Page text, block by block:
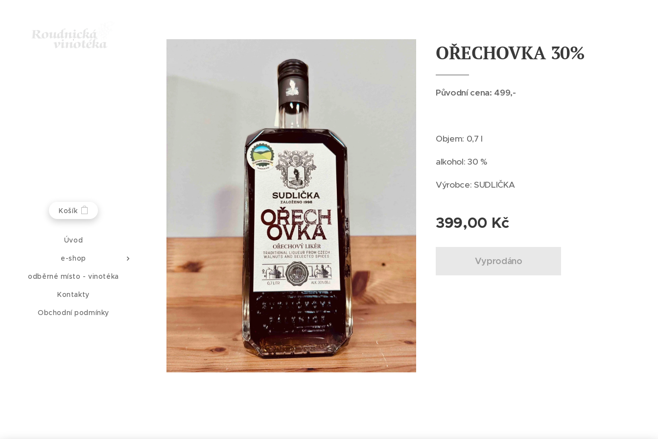
Košík
Úvod
e-shop
odběrné místo - vinotéka
Kontakty
Obchodní podmínky
OŘECHOVKA 30%
Původní cena: 499,-
Objem: 0,7 l
alkohol: 30 %
Výrobce: SUDLIČKA
399,00 Kč
Vyprodáno